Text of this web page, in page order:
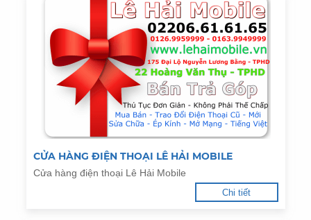
CỬA HÀNG ĐIỆN THOẠI LÊ HẢI MOBILE
Cửa hàng điện thoại Lê Hải Mobile
Chi tiết